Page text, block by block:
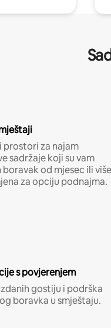
za najam
sadržaje koji su vam
od mjesec ili više
za opciju podnajma.
s povjerenjem
gostiju i podrška
boravka u smještaju.